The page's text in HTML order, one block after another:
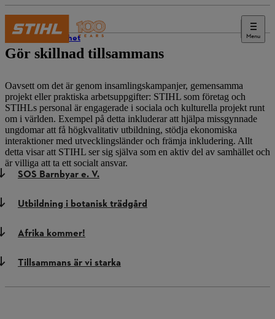
Menu
Hållbarhet
Gör skillnad tillsammans
Oavsett om det är genom insamlingskampanjer, gemensamma
projekt eller praktiska arbetsuppgifter: STIHL som företag och
STIHLs personal är engagerade i sociala och kulturella projekt runt
om i världen. Exempel på detta inkluderar att hjälpa missgynnade
ungdomar att få högkvalitativ utbildning, stödja ekonomiska
interaktioner med utvecklingsländer och främja inkludering. Allt
detta visar att STIHL ser sig själva som en aktiv del av samhället och
är villiga att ta ett socialt ansvar.
SOS Barnbyar e. V.
Utbildning i botanisk trädgård
Afrika kommer!
Tillsammans är vi starka